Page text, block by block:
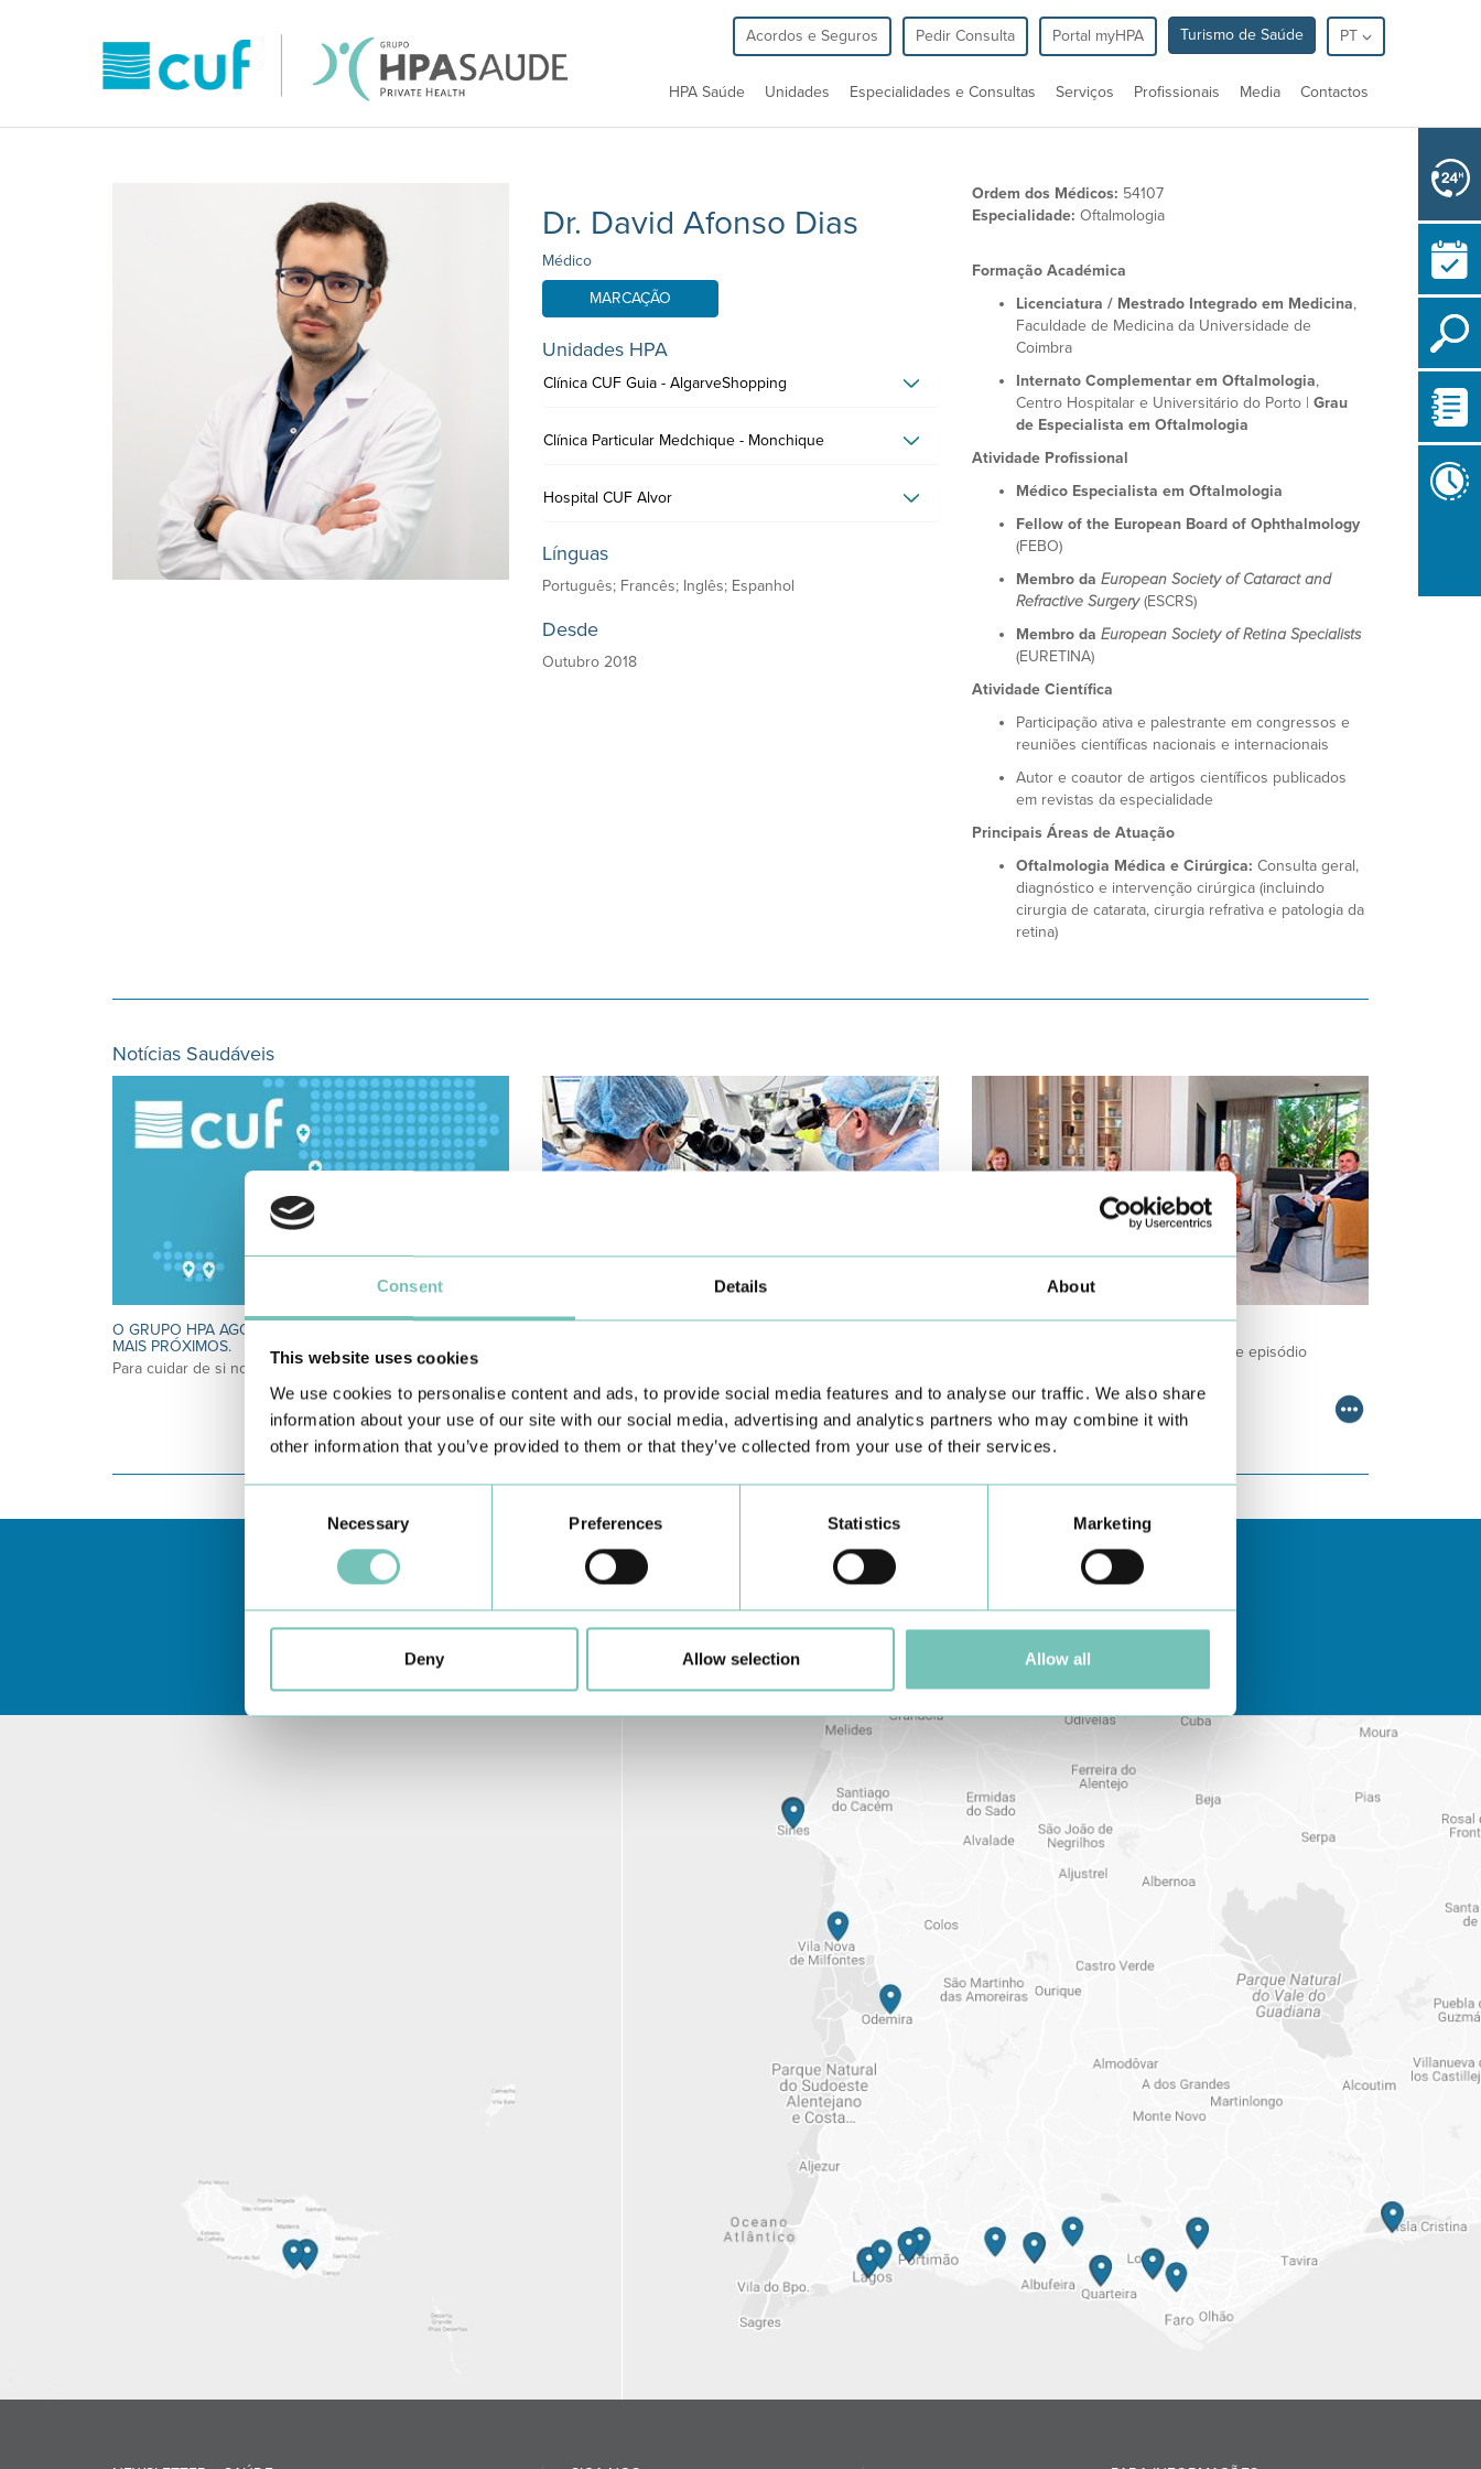
Consent Details About
This website uses cookies
We use cookies to personalise content and ads, to provide social media features and to analyse our traffic. We also share
information about your use of our site with our social media, advertising and analytics partners who may combine it with
other information that you’ve provided to them or that they’ve collected from your use of their services.
Selection
Necessary Preferences Statistics Marketing
Deny Allow selection Allow all
Acordos e Seguros Pedir Consulta Portal myHPA Turismo de Saúde PT
HPA Saúde Unidades Especialidades e Consultas Serviços Profissionais Media Contactos
Dr. David Afonso Dias
Médico
MARCAÇÃO
Unidades HPA
Clínica CUF Guia - AlgarveShopping
Clínica Particular Medchique - Monchique
Hospital CUF Alvor
Línguas
Português; Francês; Inglês; Espanhol
Desde
Outubro 2018
Ordem dos Médicos: 54107
Especialidade: Oftalmologia
Formação Académica
Licenciatura / Mestrado Integrado em Medicina,
Faculdade de Medicina da Universidade de
Coimbra
Internato Complementar em Oftalmologia,
Centro Hospitalar e Universitário do Porto | Grau
de Especialista em Oftalmologia
Atividade Profissional
Médico Especialista em Oftalmologia
Fellow of the European Board of Ophthalmology
(FEBO)
Membro da European Society of Cataract and
Refractive Surgery(ESCRS)
Membro da European Society of Retina Specialists
(EURETINA)
Atividade Científica
Participação ativa e palestrante em congressos e
reuniões científicas nacionais e internacionais
Autor e coautor de artigos científicos publicados
em revistas da especialidade
Principais Áreas de Atuação
Oftalmologia Médica e Cirúrgica: Consulta geral,
diagnóstico e intervenção cirúrgica (incluindo
cirurgia de catarata, cirurgia refrativa e patologia da
retina)
Notícias Saudáveis
O GRUPO HPA AGORA É CUF: JUNTOS E CADA VEZ
MAIS PRÓXIMOS.
Para cuidar de si no Algarve, Alentejo e Madeira
Com um formato dinâmico e direto, este episódio
Conheça todas as Unidades de saúde CUF